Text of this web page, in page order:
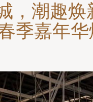
，潮趣焕
季嘉年